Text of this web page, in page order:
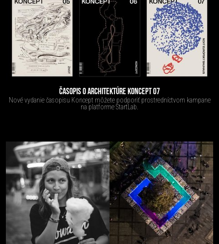
ČASOPIS O ARCHITEKTÚRE KONCEPT 07
Nové vydanie časopisu Koncept môžete podporiť prostredníctvom kampane
na platforme StartLab.